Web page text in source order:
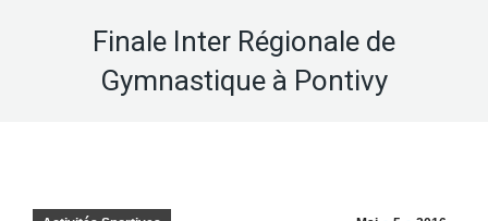
Finale Inter Régionale de
Gymnastique à Pontivy